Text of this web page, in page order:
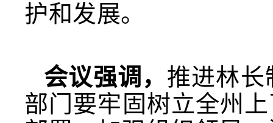
护和发展。
会议强调， 推进林长
部门要牢固树立全州